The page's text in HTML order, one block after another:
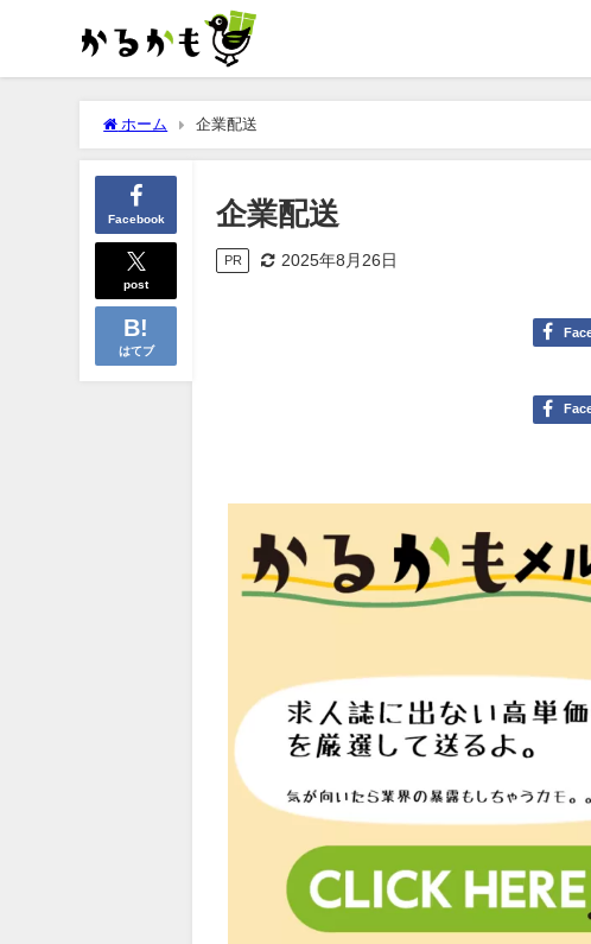
ホーム 企業配送
Facebook
post
はてブ
企業配送
PR 2025年8月26日